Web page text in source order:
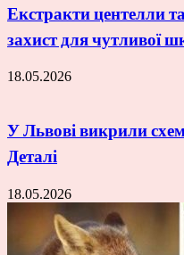
Екстракти центелли
захист для чутливої
18.05.2026
У Львові викрили
Деталі
18.05.2026